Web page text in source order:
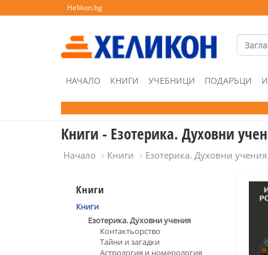
Helikon.bg
НАЧАЛО КНИГИ УЧЕБНИЦИ ПОДАРЪЦИ
Книги - Езотерика. Духовни
Начало Книги Езотерика. Духовни учения
Книги
Книги
Езотерика. Духовни учения
Контактьорство
Тайни и загадки
Астрология и номерология